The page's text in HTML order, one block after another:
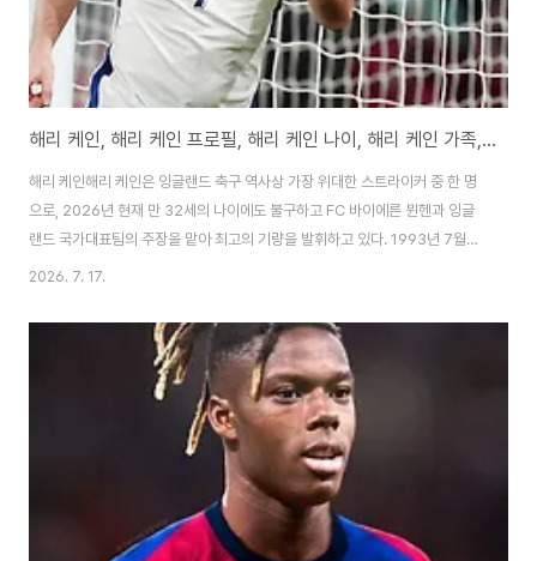
해리 케인, 해리 케인 프로필, 해리 케인 나이, 해리 케인 가족, 해리 케인 연봉
해리 케인해리 케인은 잉글랜드 축구 역사상 가장 위대한 스트라이커 중 한 명
으로, 2026년 현재 만 32세의 나이에도 불구하고 FC 바이에른 뮌헨과 잉글
랜드 국가대표팀의 주장을 맡아 최고의 기량을 발휘하고 있다. 1993년 7월
28일생으로 2026 북중미 월드컵에서 6골을 기록하며 팀을 4강으로 이끌었
할을 하고 있다. 토트넘 유스 출신으로 2023년 바이에른 뮌헨으로 이적한 후
분데스리가 득점왕을 여러 차례 차지하며 팀의 리그 우승과 컵 대회 성적에 크
게 기여했다. 2026년 7월 현재 바이에른에서 등번호 9번을 달고 있으며, 매
경기 결정적인 골과 링크업 플레이로 ‘완성형 스트라이커’라는 평가를 받고 있
2026. 7. 17.